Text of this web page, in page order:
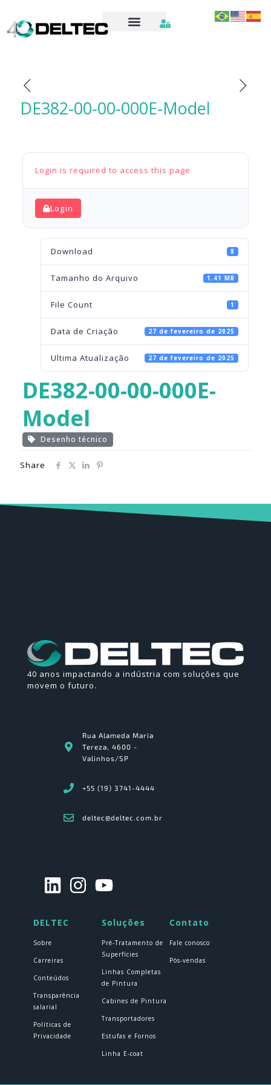
DE382-00-00-000E-Model
Login is required to access this page
Login
Download 8
Tamanho do Arquivo 1.41 MB
File Count 1
Data de Criação 27 de fevereiro de 2025
Ultima Atualização 27 de fevereiro de 2025
DE382-00-00-000E-
Model
Desenho técnico
Share
40 anos impactando a indústria com soluções que
movem o futuro.
Rua Alameda Maria
Tereza, 4600 -
Valinhos/SP
+55 (19) 3741-4444
deltec@deltec.com.br
DELTEC Soluções Contato
Sobre
Carreiras
Conteúdos
Transparência
salarial
Políticas de
Privacidade
Pré-Tratamento de
Superfícies
Linhas Completas
de Pintura
Cabines de Pintura
Transportadores
Estufas e Fornos
Linha E-coat
Fale conosco
Pós-vendas